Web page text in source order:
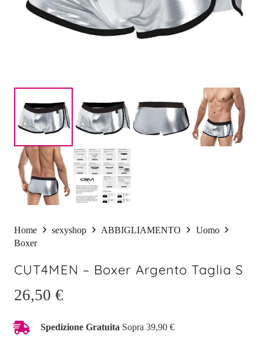
Home sexyshop ABBIGLIAMENTO
Uomo
Boxer
CUT4MEN – Boxer Argento Taglia S
26,50 €
Spedizione Gratuita Sopra 39,90 €